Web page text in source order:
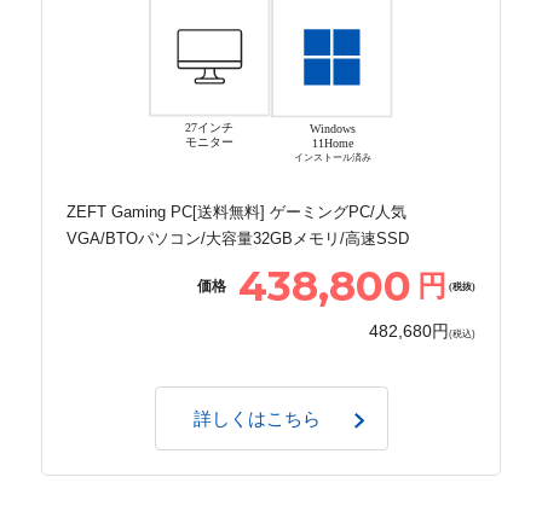
27インチ
モニター
Windows
11Home
インストール済み
ZEFT Gaming PC[送料無料] ゲーミングPC/人気
VGA/BTOパソコン/大容量32GBメモリ/高速SSD
価格 438,800 円 (税抜)
482,680円 (税込)
詳しくはこちら